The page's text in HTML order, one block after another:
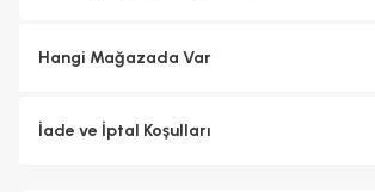
Hangi Mağazada Var
İade ve İptal Koşulları